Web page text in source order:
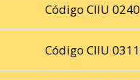
Código CIIU 0240
Código CIIU 0311